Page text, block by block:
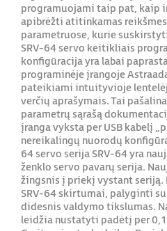
programuojami taip pat, kaip
apibrėžti atitinkamas
parametruose, kurie
SRV-64 servo keitikliais
konfigūracija yra labai
programinėje įrangoje
pateikiami intuityvioje
verčių aprašymais. Tai
parametrų sąrašą
įranga vyksta per USB kabelį
nereikalingų nuorodų
64 servo serija SRV-64 yra
ženklo servo pavarų serija.
žingsnis į priekį vystant
SRV-64 skirtumai, palyginti
didesnis valdymo tikslumas.
leidžia nustatyti padėtį per